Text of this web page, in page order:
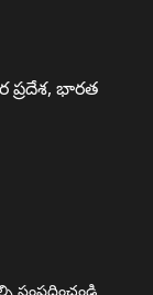
భారత
సంప్రదించండి